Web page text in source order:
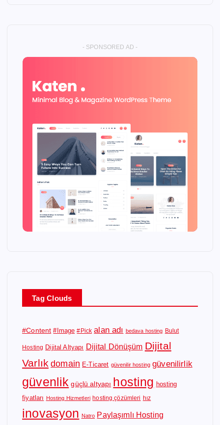
- SPONSORED AD -
Tag Clouds
#Content #Image #Pick alan adı bedava hosting Bulut
Hosting Dijital Altyapı Dijital Dönüşüm Dijital
Varlık domain E-Ticaret güvenilir hosting güvenilirlik
güvenlik güçlü altyapı hosting hosting
fiyatları
Hosting Hizmetleri hosting çözümleri hız
inovasyon Natro Paylaşımlı Hosting